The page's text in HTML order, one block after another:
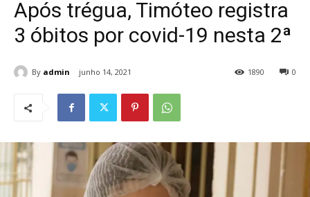
Após trégua, Timóteo registra
3 óbitos por covid-19 nesta 2ª
By admin junho 14, 2021 0
1890